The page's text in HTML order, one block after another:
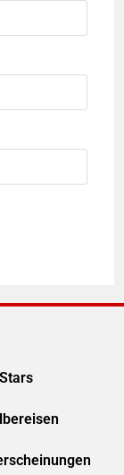
Stars